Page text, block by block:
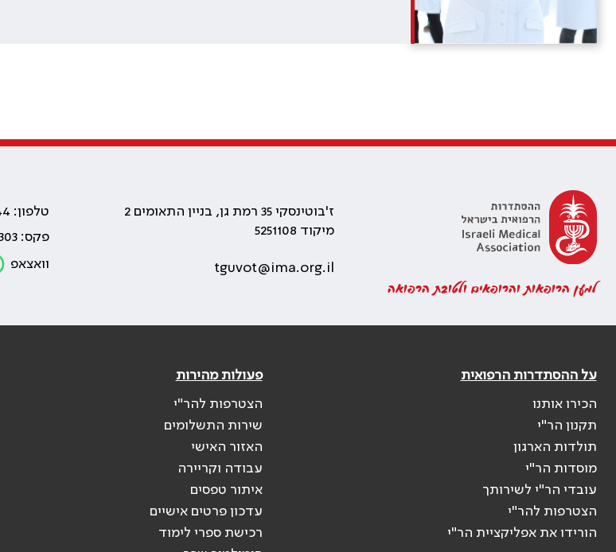
למען הרופאות והרופאים ולטובת הרפואה
ז'בוטינסקי 35 רמת גן, בניין התאומים 2
מיקוד 5251108
tguvot@ima.org.il
טלפון: 03-6100444
פקס: 03-5753303
וואצאפ
על ההסתדרות הרפואית
הכירו אותנו
תקנון הר"י
תולדות הארגון
מוסדות הר"י
עובדי הר"י לשירותך
הצטרפות להר"י
הורידו את אפליקציית הר"י
פעולות מהירות
הצטרפות להר"י
שירות התשלומים
האזור האישי
עבודה וקריירה
איתור טפסים
עדכון פרטים אישיים
רכישת ספרי לימוד